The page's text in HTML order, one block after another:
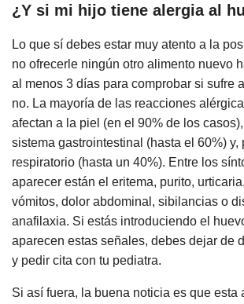
¿Y si mi hijo tiene alergia al
Lo que sí debes estar muy atento a la
no ofrecerle ningún otro alimento nuevo
al menos 3 días para comprobar si sufre
no. La mayoría de las reacciones
afectan a la piel (en el 90% de los
sistema gastrointestinal (hasta el 60%) y,
respiratorio (hasta un 40%). Entre los
aparecer están el eritema, purito,
vómitos, dolor abdominal, sibilancias o
anafilaxia. Si estás introduciendo el
aparecen estas señales, debes dejar de
y pedir cita con tu pediatra.
Si así fuera, la buena noticia es que esta